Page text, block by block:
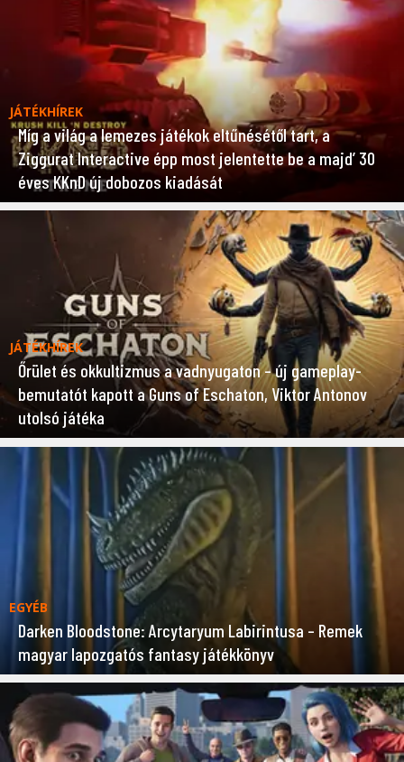
JÁTÉKHÍREK
Míg a világ a lemezes játékok eltűnésétől tart, a
Ziggurat Interactive épp most jelentette be a majd’ 30
éves KKnD új dobozos kiadását
JÁTÉKHÍREK
Őrület és okkultizmus a vadnyugaton – új gameplay-
bemutatót kapott a Guns of Eschaton, Viktor Antonov
utolsó játéka
EGYÉB
Darken Bloodstone: Arcytaryum Labirintusa – Remek
magyar lapozgatós fantasy játékkönyv